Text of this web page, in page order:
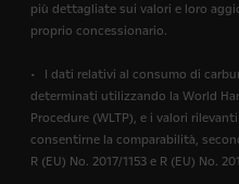
più dettagliate sui valori e loro
proprio concessionario.
• I dati relativi al consumo di
determinati utilizzando la World
Procedure (WLTP), e i valori
consentirne la comparabilità,
R (EU) No. 2017/1153 e R (EU) No.